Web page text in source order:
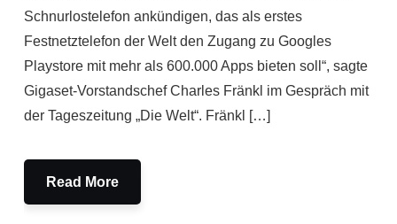
Schnurlostelefon ankündigen, das als erstes
Festnetztelefon der Welt den Zugang zu Googles
Playstore mit mehr als 600.000 Apps bieten soll“, sagte
Gigaset-Vorstandschef Charles Fränkl im Gespräch mit
der Tageszeitung „Die Welt“. Fränkl […]
Read More